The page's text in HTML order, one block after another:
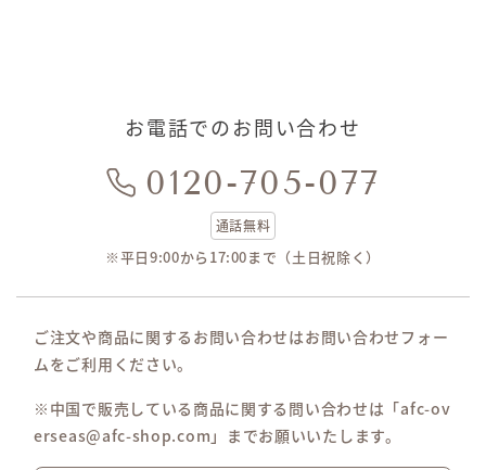
お電話でのお問い合わせ
0120-705-077
通話無料
※平日9:00から17:00まで（土日祝除く）
ご注文や商品に関するお問い合わせはお問い合わせフォー
ムをご利用ください。
※中国で販売している商品に関する問い合わせは「afc-ov
erseas@afc-shop.com」までお願いいたします。